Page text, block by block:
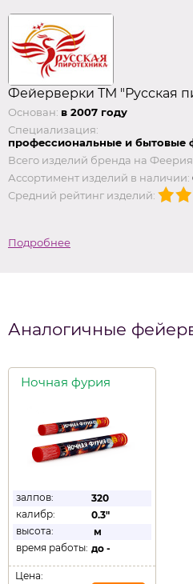
Фейерверки ТМ "Русская
Основан: в 2007 году
Специализация:
профессиональные и бытовые
Всего изделий бренда на
Ассортимент изделий в наличии:
Средний рейтинг изделий:
Подробнее
Аналогичные
Ночная фурия
залпов:
320
калибр:
0.3"
высота:
м
время работы: до -
Цена: